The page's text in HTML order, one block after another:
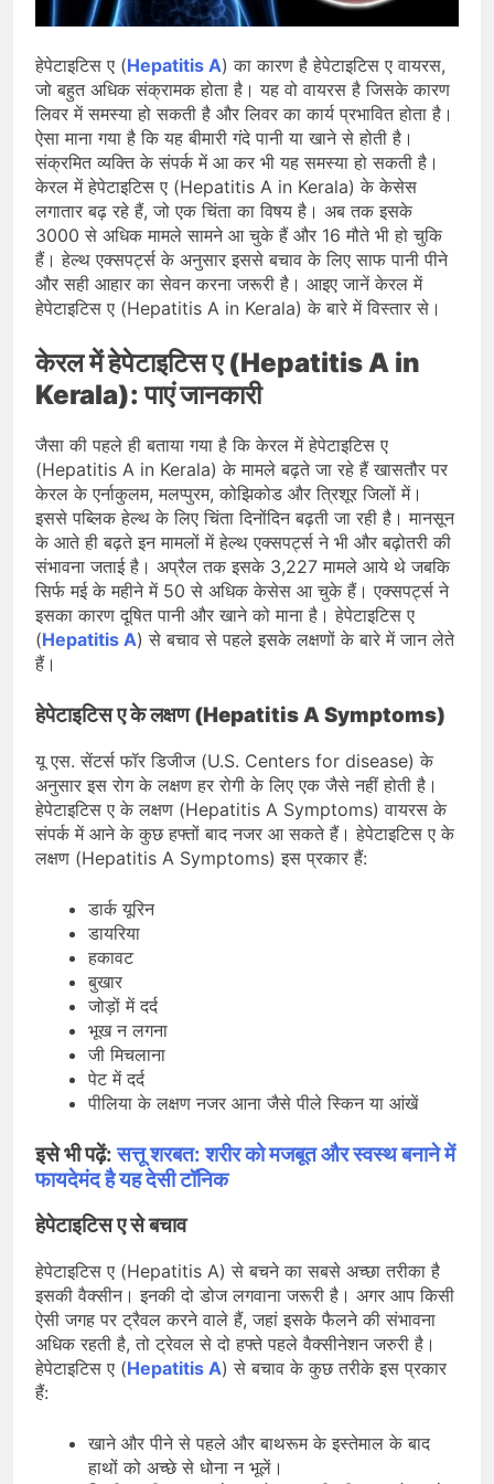
जारी किया, दिल्ली-NCR समेत कई क्षेत्रों में
जलभराव और बाढ़ की आशंका
जंतर-मंतर पुलिस कार्रवाई पर संसद में विपक्ष
का हंगामा तेज़, सरकार से जवाब की मांग
August 6, 2026
राष्ट्रीय हथकरघा दिवस की तैयारियाँ तेज़,
देशभर में बुनकरों और हस्तशिल्प प्रदर्शनियों का
होगा आयोजन
August 5, 2026
हेपेटाइटिस ए (Hepatitis A) का कारण है हेपेटाइटिस ए वायरस,
जो बहुत अधिक संक्रामक होता है। यह वो वायरस है जिसके कारण
लिवर में समस्या हो सकती है और लिवर का कार्य प्रभावित होता है।
ऐसा माना गया है कि यह बीमारी गंदे पानी या खाने से होती है।
संक्रमित व्यक्ति के संपर्क में आ कर भी यह समस्या हो सकती है।
केरल में हेपेटाइटिस ए (Hepatitis A in Kerala) के केसेस
लगातार बढ़ रहे हैं, जो एक चिंता का विषय है। अब तक इसके
3000 से अधिक मामले सामने आ चुके हैं और 16 मौते भी हो चुकि
हैं। हेल्थ एक्सपर्ट्स के अनुसार इससे बचाव के लिए साफ पानी पीने
और सही आहार का सेवन करना जरूरी है। आइए जानें केरल में
हेपेटाइटिस ए (Hepatitis A in Kerala) के बारे में विस्तार से।
केरल में हेपेटाइटिस ए (Hepatitis A in
Kerala): पाएं जानकारी
जैसा की पहले ही बताया गया है कि केरल में हेपेटाइटिस ए
(Hepatitis A in Kerala) के मामले बढ़ते जा रहे हैं खासतौर पर
केरल के एर्नाकुलम, मलप्पुरम, कोझिकोड और त्रिशूर जिलों में।
इससे पब्लिक हेल्थ के लिए चिंता दिनोंदिन बढ़ती जा रही है। मानसून
के आते ही बढ़ते इन मामलों में हेल्थ एक्सपर्ट्स ने भी और बढ़ोतरी की
संभावना जताई है। अप्रैल तक इसके 3,227 मामले आये थे जबकि
सिर्फ मई के महीने में 50 से अधिक केसेस आ चुके हैं। एक्सपर्ट्स ने
इसका कारण दूषित पानी और खाने को माना है। हेपेटाइटिस ए
(Hepatitis A) से बचाव से पहले इसके लक्षणों के बारे में जान लेते
हैं।
हेपेटाइटिस ए के लक्षण (Hepatitis A Symptoms)
यू एस. सेंटर्स फॉर डिजीज (U.S. Centers for disease) के
अनुसार इस रोग के लक्षण हर रोगी के लिए एक जैसे नहीं होती है।
हेपेटाइटिस ए के लक्षण (Hepatitis A Symptoms) वायरस के
संपर्क में आने के कुछ हफ्तों बाद नजर आ सकते हैं। हेपेटाइटिस ए के
लक्षण (Hepatitis A Symptoms) इस प्रकार हैं:
डार्क यूरिन
डायरिया
हकावट
बुखार
जोड़ों में दर्द
भूख न लगना
जी मिचलाना
पेट में दर्द
पीलिया के लक्षण नजर आना जैसे पीले स्किन या आंखें
इसे भी पढ़ें:सत्तू शरबत: शरीर को मजबूत और स्वस्थ बनाने में
फायदेमंद है यह देसी टॉनिक
हेपेटाइटिस ए से बचाव
हेपेटाइटिस ए (Hepatitis A) से बचने का सबसे अच्छा तरीका है
इसकी वैक्सीन। इनकी दो डोज लगवाना जरूरी है। अगर आप किसी
ऐसी जगह पर ट्रैवल करने वाले हैं, जहां इसके फैलने की संभावना
अधिक रहती है, तो ट्रेवल से दो हफ्ते पहले वैक्सीनेशन जरुरी है।
हेपेटाइटिस ए (Hepatitis A) से बचाव के कुछ तरीके इस प्रकार
हैं:
खाने और पीने से पहले और बाथरूम के इस्तेमाल के बाद
हाथों को अच्छे से धोना न भूलें।